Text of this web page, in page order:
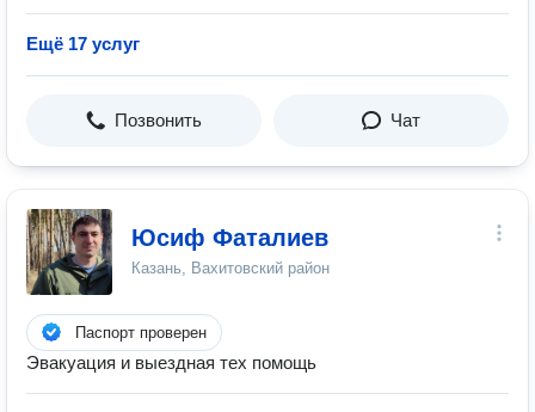
Ещё 17 услуг
Позвонить Чат
Юсиф Фаталиев
Казань, Вахитовский район
Паспорт проверен
Эвакуация и выездная тех помощь